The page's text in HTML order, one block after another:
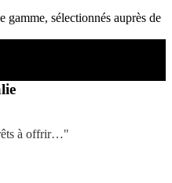
sélectionnés auprès de
à offrir…"